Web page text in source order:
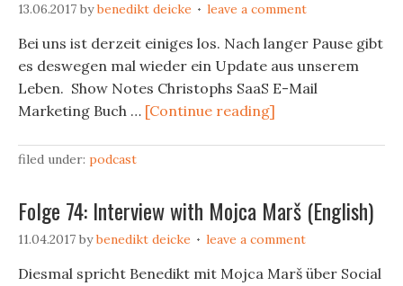
13.06.2017 bybenedikt deicke leave a comment
Bei uns ist derzeit einiges los. Nach langer Pause gibt
es deswegen mal wieder ein Update aus unserem
Leben. Show Notes Christophs SaaS E-Mail
Marketing Buch … [Continue reading]
filed under: podcast
Folge 74: Interview with Mojca Marš (English)
11.04.2017 bybenedikt deicke leave a comment
Diesmal spricht Benedikt mit Mojca Marš über Social